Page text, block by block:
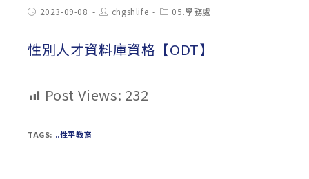
Post2023-09-08
Post
author:
chgshlife
Post05.學務處
性別人才資料庫資格【ODT】
Post Views: 232
TAGS: ..性平教育